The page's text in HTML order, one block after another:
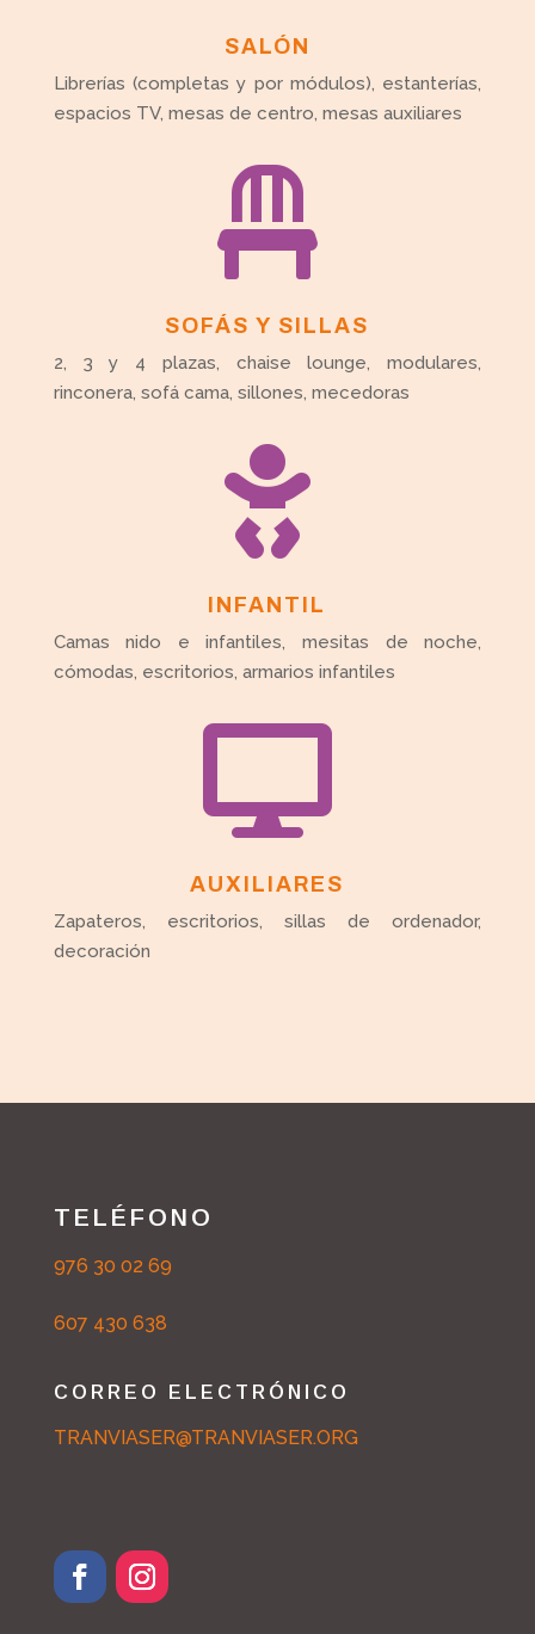
SALÓN
Librerías (completas y por módulos), estanterías,
espacios TV, mesas de centro, mesas auxiliares

SOFÁS Y SILLAS
2, 3 y 4 plazas, chaise lounge, modulares,
rinconera, sofá cama, sillones, mecedoras

INFANTIL
Camas nido e infantiles, mesitas de noche,
cómodas, escritorios, armarios infantiles

AUXILIARES
Zapateros, escritorios, sillas de ordenador,
decoración
TELÉFONO
976 30 02 69
607 430 638
CORREO ELECTRÓNICO
TRANVIASER@TRANVIASER.ORG